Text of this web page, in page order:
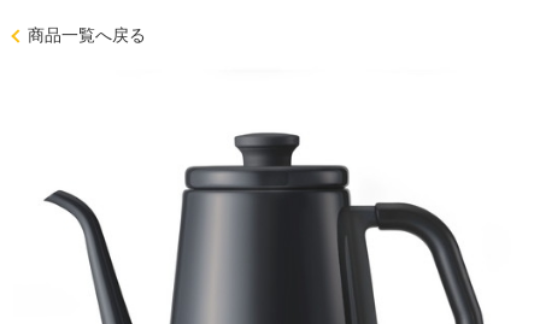
商品一覧へ戻る